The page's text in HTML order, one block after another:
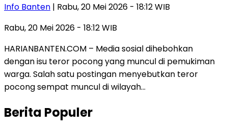
Info Banten | Rabu, 20 Mei 2026 - 18:12 WIB
Rabu, 20 Mei 2026 - 18:12 WIB
HARIANBANTEN.COM – Media sosial dihebohkan
dengan isu teror pocong yang muncul di pemukiman
warga. Salah satu postingan menyebutkan teror
pocong sempat muncul di wilayah…
Berita Populer